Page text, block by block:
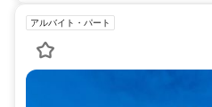
アルバイト・パート